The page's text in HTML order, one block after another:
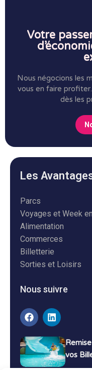
Votre
Nous négocions les
vous en faire profiter.
dès les
Les
Parcs
Voyages et Week
Alimentation
Commerces
Billetterie
Sorties et Loisirs
Nous suivre
vos